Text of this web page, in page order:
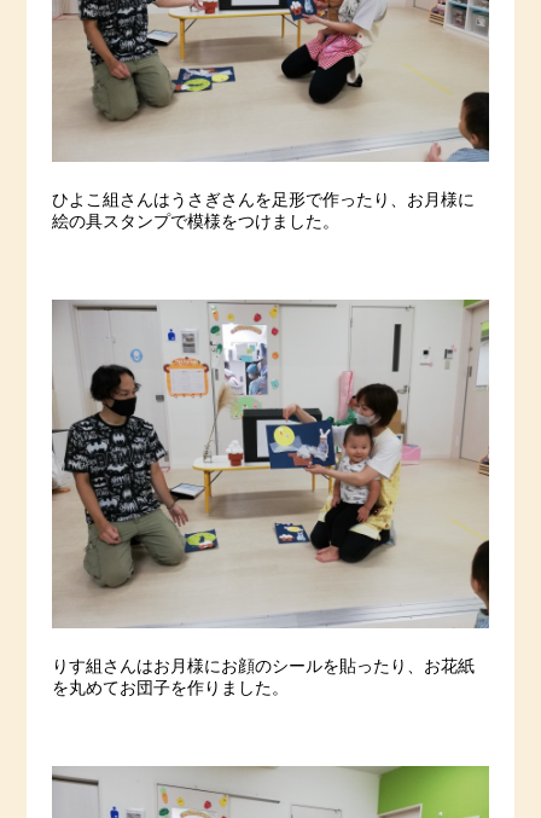
ひよこ組さんはうさぎさんを足形で作ったり、お月様に
絵の具スタンプで模様をつけました。
りす組さんはお月様にお顔のシールを貼ったり、お花紙
を丸めてお団子を作りました。